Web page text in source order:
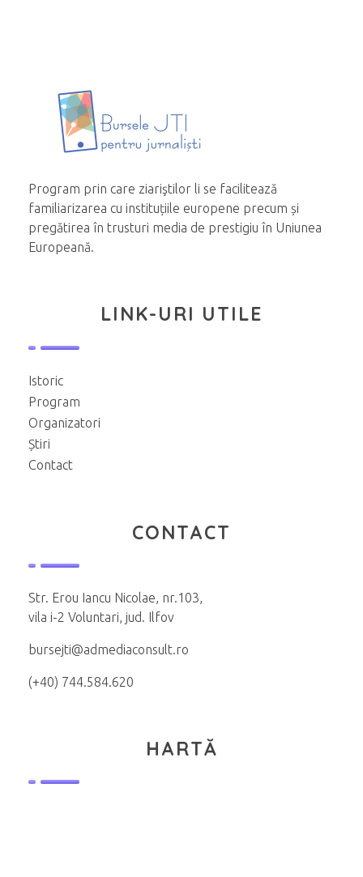
Program prin care ziariştilor li se facilitează
familiarizarea cu instituțiile europene precum și
pregătirea în trusturi media de prestigiu în Uniunea
Europeană.
LINK-URI UTILE
Istoric
Program
Organizatori
Știri
Contact
CONTACT
Str. Erou Iancu Nicolae, nr.103,
vila i-2 Voluntari, jud. Ilfov
bursejti@admediaconsult.ro
(+40) 744.584.620
HARTĂ